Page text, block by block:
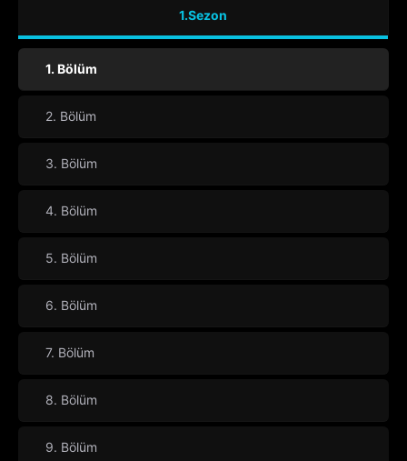
1.Sezon
1. Bölüm
2. Bölüm
3. Bölüm
4. Bölüm
5. Bölüm
6. Bölüm
7. Bölüm
8. Bölüm
9. Bölüm